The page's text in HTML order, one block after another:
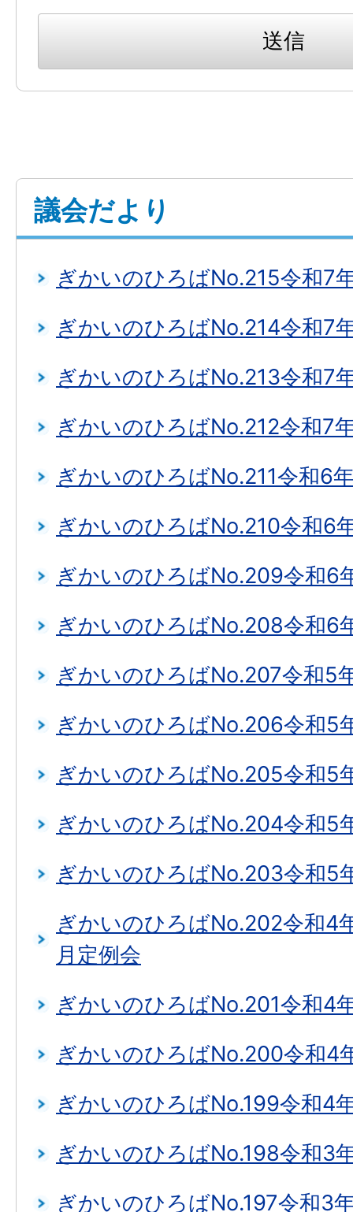
議会だより
ぎかいのひろばNo.215令和7
ぎかいのひろばNo.214令和7
ぎかいのひろばNo.213令和7
ぎかいのひろばNo.212令和7
ぎかいのひろばNo.211令和6
ぎかいのひろばNo.210令和6
ぎかいのひろばNo.209令和6
ぎかいのひろばNo.208令和6
ぎかいのひろばNo.207令和5
ぎかいのひろばNo.206令和5
ぎかいのひろばNo.205令和5
ぎかいのひろばNo.204令和5
ぎかいのひろばNo.203令和5
ぎかいのひろばNo.202令和4
月定例会
ぎかいのひろばNo.201令和4
ぎかいのひろばNo.200令和4
ぎかいのひろばNo.199令和4
ぎかいのひろばNo.198令和3
ぎかいのひろばNo.197令和3